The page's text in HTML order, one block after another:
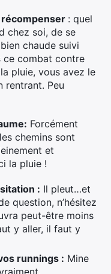
: quel
chez soi, de se
chaude suivi
ce combat contre
pluie, vous avez le
rentrant. Peu
Forcément
chemins sont
et
la pluie !
: Il pleut…et
question, n’hésitez
peut-être moins
y aller, il faut y
runnings : Mine